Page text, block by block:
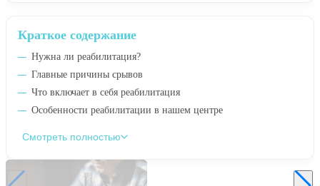
Краткое содержание
Нужна ли реабилитация?
Главные причины срывов
Что включает в себя реабилитация
Особенности реабилитации в нашем центре
Смотреть полностью